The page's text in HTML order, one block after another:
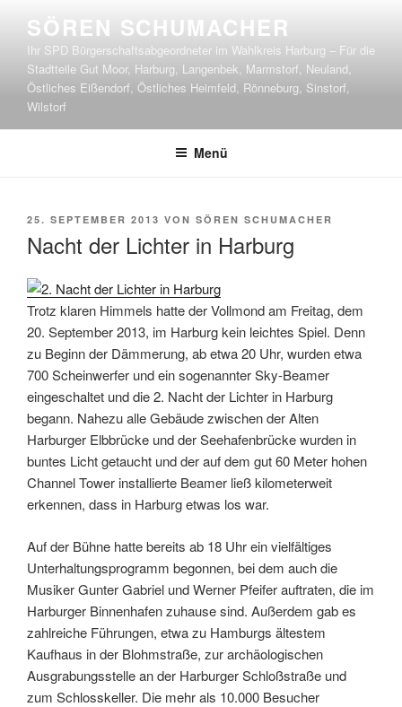
Inhalt
springen
SÖREN SCHUMACHER
Ihr SPD Bürgerschaftsabgeordneter im Wahlkreis Harburg – Für die
Stadtteile Gut Moor, Harburg, Langenbek, Marmstorf, Neuland,
Östliches Eißendorf, Östliches Heimfeld, Rönneburg, Sinstorf,
Wilstorf
Menü
VERÖFFENTLICHT
25. SEPTEMBER 2013 VON SÖREN SCHUMACHER
Nacht der Lichter in Harburg
Trotz klaren Himmels hatte der Vollmond am Freitag, dem
20. September 2013, im Harburg kein leichtes Spiel. Denn
zu Beginn der Dämmerung, ab etwa 20 Uhr, wurden etwa
700 Scheinwerfer und ein sogenannter Sky-Beamer
eingeschaltet und die 2. Nacht der Lichter in Harburg
begann. Nahezu alle Gebäude zwischen der Alten
Harburger Elbbrücke und der Seehafenbrücke wurden in
buntes Licht getaucht und der auf dem gut 60 Meter hohen
Channel Tower installierte Beamer ließ kilometerweit
erkennen, dass in Harburg etwas los war.
Auf der Bühne hatte bereits ab 18 Uhr ein vielfältiges
Unterhaltungsprogramm begonnen, bei dem auch die
Musiker Gunter Gabriel und Werner Pfeifer auftraten, die im
Harburger Binnenhafen zuhause sind. Außerdem gab es
zahlreiche Führungen, etwa zu Hamburgs ältestem
Kaufhaus in der Blohmstraße, zur archäologischen
Ausgrabungsstelle an der Harburger Schloßstraße und
zum Schlosskeller. Die mehr als 10.000 Besucher